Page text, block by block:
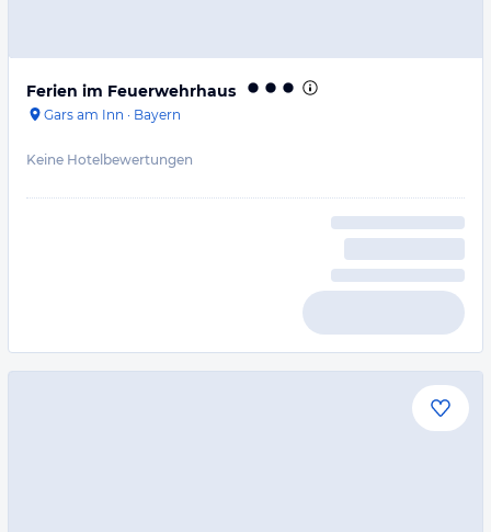
Ferien im Feuerwehrhaus
Gars am Inn · Bayern
Keine Hotelbewertungen